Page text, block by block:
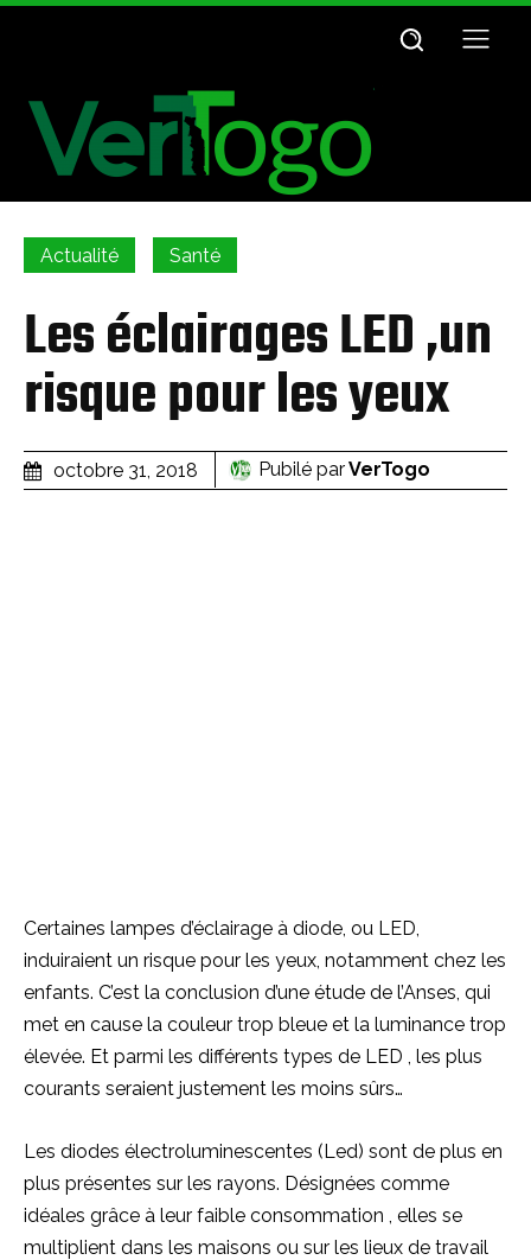
Actualité Santé
Les éclairages LED ,un
risque pour les yeux
octobre 31, 2018 Pubilé parVerTogo
Certaines lampes d’éclairage à diode, ou LED,
induiraient un risque pour les yeux, notamment chez les
enfants. C’est la conclusion d’une étude de l’Anses, qui
met en cause la couleur trop bleue et la luminance trop
élevée. Et parmi les différents types de LED , les plus
courants seraient justement les moins sûrs…
Les diodes électroluminescentes (Led) sont de plus en
plus présentes sur les rayons. Désignées comme
idéales grâce à leur faible consommation , elles se
multiplient dans les maisons ou sur les lieux de travail